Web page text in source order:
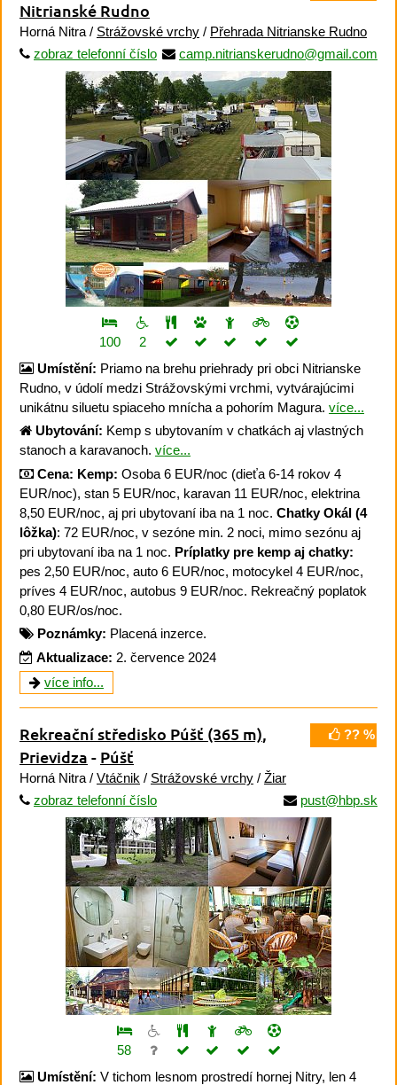
Nitrianské Rudno
Horná Nitra / Strážovské vrchy / Přehrada Nitrianske Rudno
zobraz telefonní číslo
camp.nitrianskerudno@gmail.com
100
2
Umístění: Priamo na brehu priehrady pri obci Nitrianske
Rudno, v údolí medzi Strážovskými vrchmi, vytvárajúcimi
unikátnu siluetu spiaceho mnícha a pohorím Magura. více...
Ubytování: Kemp s ubytovaním v chatkách aj vlastných
stanoch a karavanoch. více...
Cena: Kemp: Osoba 6 EUR/noc (dieťa 6-14 rokov 4
EUR/noc), stan 5 EUR/noc, karavan 11 EUR/noc, elektrina
8,50 EUR/noc, aj pri ubytovaní iba na 1 noc. Chatky Okál (4
lôžka): 72 EUR/noc, v sezóne min. 2 noci, mimo sezónu aj
pri ubytovaní iba na 1 noc. Príplatky pre kemp aj chatky:
pes 2,50 EUR/noc, auto 6 EUR/noc, motocykel 4 EUR/noc,
príves 4 EUR/noc, autobus 9 EUR/noc. Rekreačný poplatok
0,80 EUR/os/noc.
Poznámky: Placená inzerce.
Aktualizace: 2. července 2024
více info...
?? %
Rekreační středisko Púšť (365 m),
Prievidza - Púšť
Horná Nitra / Vtáčnik / Strážovské vrchy / Žiar
zobraz telefonní číslo
pust@hbp.sk
58
Umístění: V tichom lesnom prostredí hornej Nitry, len 4